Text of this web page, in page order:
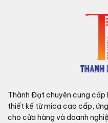
Thành Đạt chuyên cung cấp
thiết kế từ mica cao cấp,
cho cửa hàng và doanh